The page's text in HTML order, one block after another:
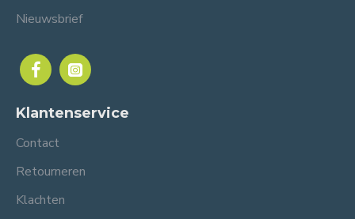
Nieuwsbrief
Klantenservice
Contact
Retourneren
Klachten